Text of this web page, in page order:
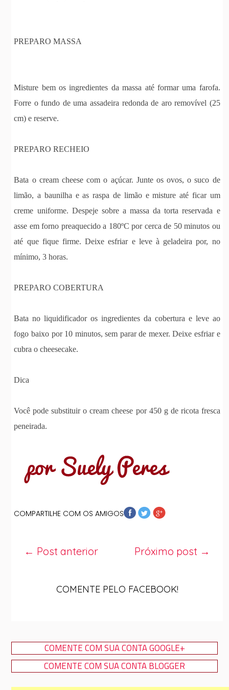
PREPARO MASSA
Misture bem os ingredientes da massa até formar uma farofa.
Forre o fundo de uma assadeira redonda de aro removível (25
cm) e reserve.
PREPARO RECHEIO
Bata o cream cheese com o açúcar. Junte os ovos, o suco de
limão, a baunilha e as raspa de limão e misture até ficar um
creme uniforme. Despeje sobre a massa da torta reservada e
asse em forno preaquecido a 180ºC por cerca de 50 minutos ou
até que fique firme. Deixe esfriar e leve à geladeira por, no
mínimo, 3 horas.
PREPARO COBERTURA
Bata no liquidificador os ingredientes da cobertura e leve ao
fogo baixo por 10 minutos, sem parar de mexer. Deixe esfriar e
cubra o cheesecake.
Dica
Você pode substituir o cream cheese por 450 g de ricota fresca
peneirada.
COMPARTILHE COM OS AMIGOS
Próximo post →
← Post anterior
COMENTE PELO FACEBOOK!
COMENTE COM SUA CONTA GOOGLE+
COMENTE COM SUA CONTA BLOGGER